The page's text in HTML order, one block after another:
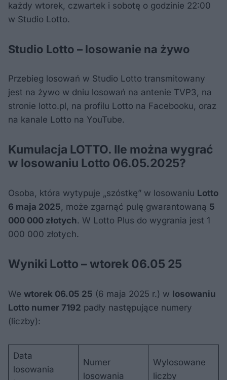
każdy wtorek, czwartek i sobotę o godzinie 22:00
w Studio Lotto.
Studio Lotto – losowanie na żywo
Przebieg losowań w Studio Lotto transmitowany
jest na żywo w dniu losowań na antenie TVP3, na
stronie lotto.pl, na profilu Lotto na Facebooku, oraz
na kanale Lotto na YouTube.
Kumulacja LOTTO. Ile można wygrać
w losowaniu Lotto 06.05.2025?
Osoba, która wytypuje „szóstkę” w losowaniu Lotto
6 maja 2025, może zgarnąć pulę gwarantowaną 5
000 000 złotych. W Lotto Plus do wygrania jest 1
000 000 złotych.
Wyniki Lotto – wtorek 06.05 25
We wtorek 06.05 25 (6 maja 2025 r.) w losowaniu
Lotto numer 7192 padły następujące numery
(liczby):
Data
losowania
Numer
losowania
Wylosowane
liczby